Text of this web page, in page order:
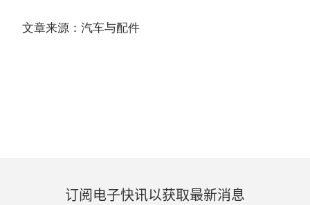
文章来源：汽车与配件
订阅电子快讯以获取最新消息